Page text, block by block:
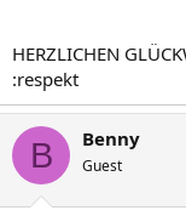
HERZLICHEN
:respekt
B Benny
Guest